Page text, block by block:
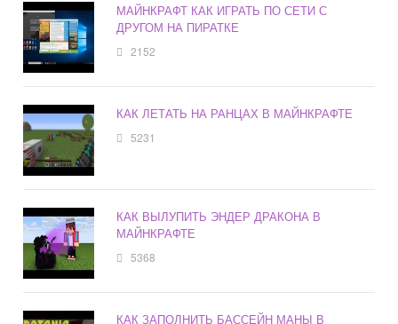
МАЙНКРАФТ КАК ИГРАТЬ ПО СЕТИ С
ДРУГОМ НА ПИРАТКЕ
2152
КАК ЛЕТАТЬ НА РАНЦАХ В МАЙНКРАФТЕ
5231
КАК ВЫЛУПИТЬ ЭНДЕР ДРАКОНА В
МАЙНКРАФТЕ
5368
КАК ЗАПОЛНИТЬ БАССЕЙН МАНЫ В